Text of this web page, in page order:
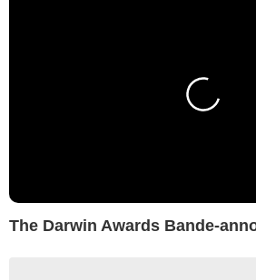
The Darwin Awards Bande-